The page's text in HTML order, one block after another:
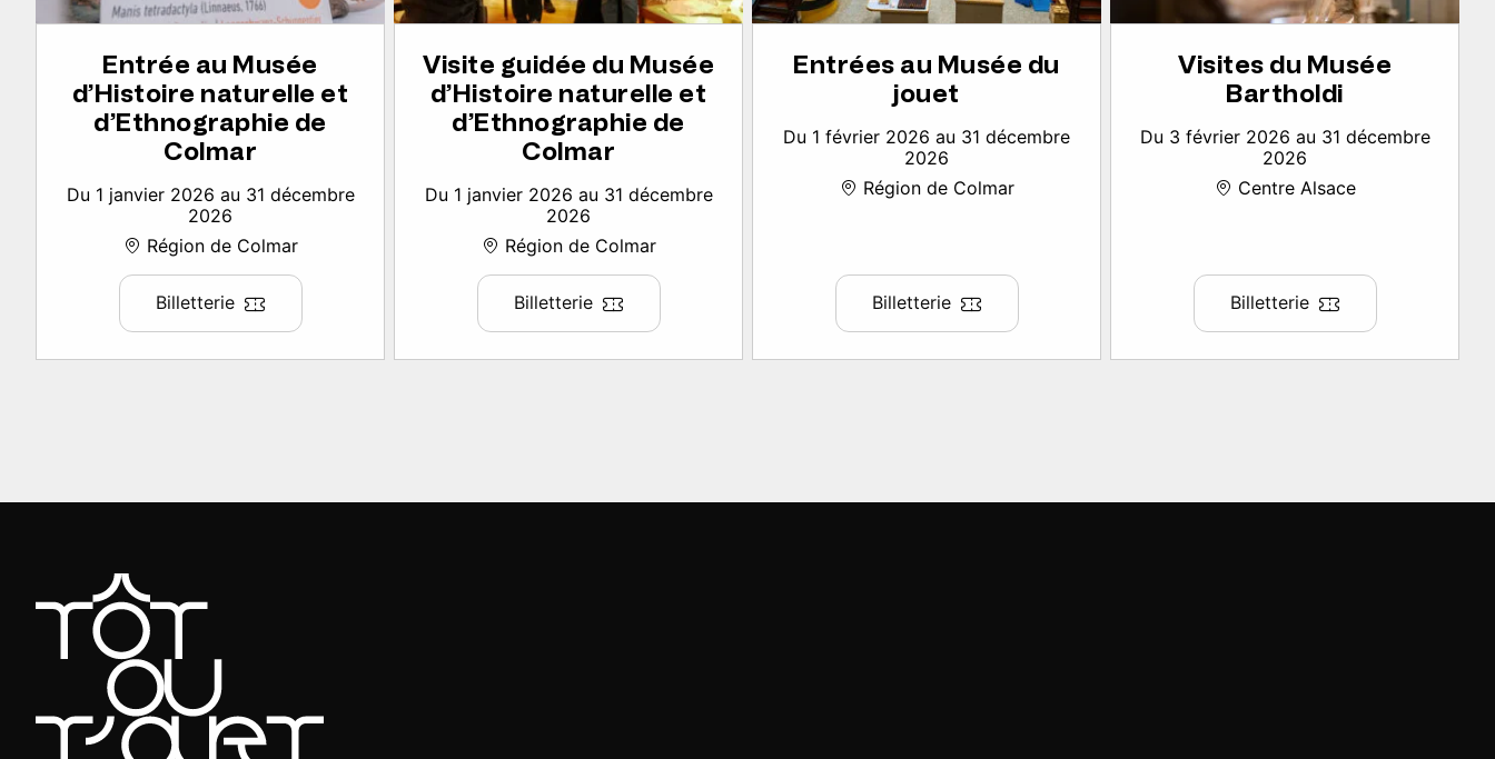
Entrée au Musée
d’Histoire naturelle et
d’Ethnographie de
Colmar
Du 1 janvier 2026 au 31 décembre
2026
Région de Colmar
Billetterie
Visite guidée du Musée
d’Histoire naturelle et
d’Ethnographie de
Colmar
Du 1 janvier 2026 au 31 décembre
2026
Région de Colmar
Billetterie
Entrées au Musée du
jouet
Du 1 février 2026 au 31 décembre
2026
Région de Colmar
Billetterie
Visites du Musée
Bartholdi
Du 3 février 2026 au 31 décembre
2026
Centre Alsace
Billetterie